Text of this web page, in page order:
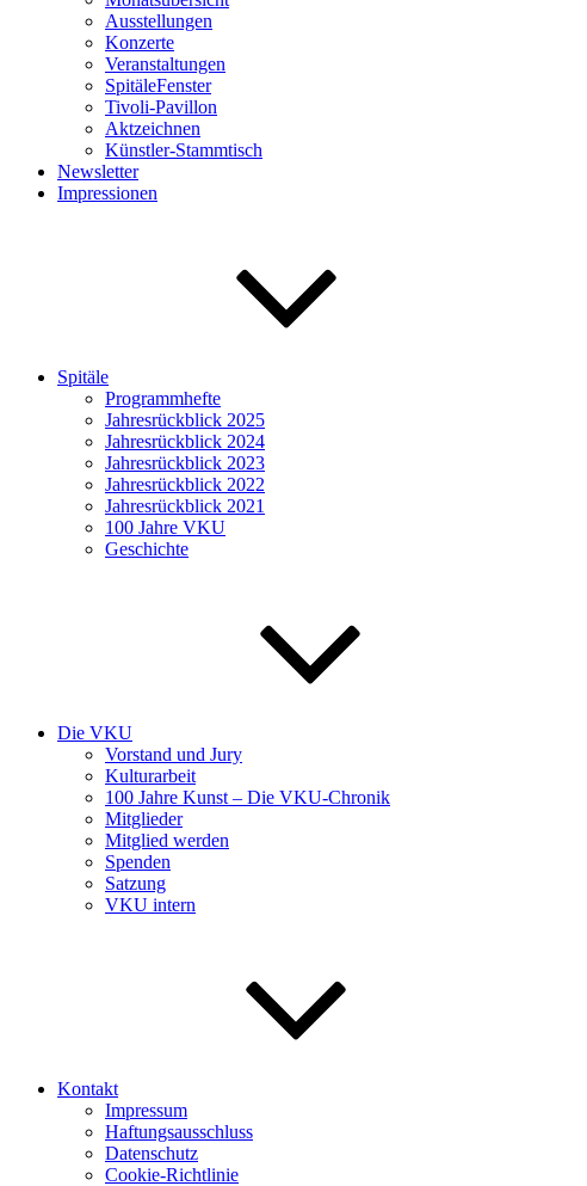
Ausstellungen
Konzerte
Veranstaltungen
SpitäleFenster
Tivoli-Pavillon
Aktzeichnen
Künstler-Stammtisch
Newsletter
Impressionen
Spitäle
Programmhefte
Jahresrückblick 2025
Jahresrückblick 2024
Jahresrückblick 2023
Jahresrückblick 2022
Jahresrückblick 2021
100 Jahre VKU
Geschichte
Die VKU
Vorstand und Jury
Kulturarbeit
100 Jahre Kunst – Die VKU-Chronik
Mitglieder
Mitglied werden
Spenden
Satzung
VKU intern
Kontakt
Impressum
Haftungsausschluss
Datenschutz
Cookie-Richtlinie